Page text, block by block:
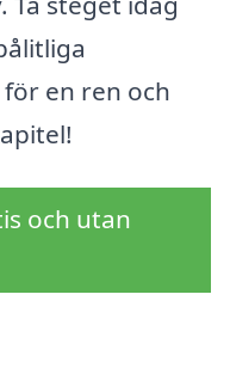
en ren och
och utan